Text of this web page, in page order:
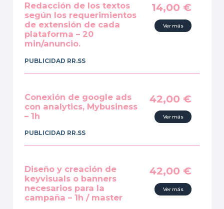
Redacción de los textos
según los requerimientos
de extensión de cada
plataforma – 20
min/anuncio.
PUBLICIDAD RR.SS
14,00 €
Ver más
Conexión de google ads
con analytics, Mybusiness
– 1h
PUBLICIDAD RR.SS
42,00 €
Ver más
Diseño y creación de
keyvisuals o banners
necesarios para la
campaña – 1h / master
42,00 €
Ver más